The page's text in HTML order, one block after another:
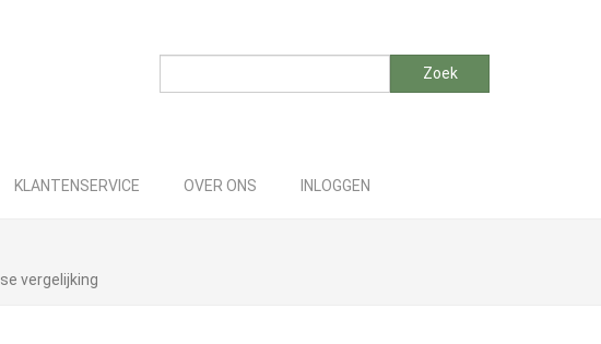
Zoek
KLANTENSERVICE OVER ONS INLOGGEN
vergelijking